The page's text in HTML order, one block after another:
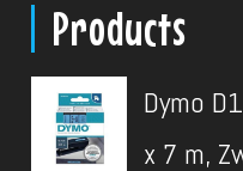
Products
Dymo
x 7 m,